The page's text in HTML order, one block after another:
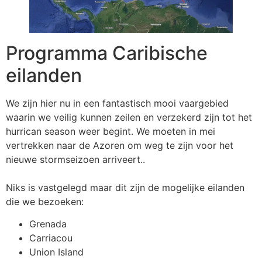
Programma Caribische
eilanden
We zijn hier nu in een fantastisch mooi vaargebied
waarin we veilig kunnen zeilen en verzekerd zijn tot het
hurrican season weer begint. We moeten in mei
vertrekken naar de Azoren om weg te zijn voor het
nieuwe stormseizoen arriveert..
Niks is vastgelegd maar dit zijn de mogelijke eilanden
die we bezoeken:
Grenada
Carriacou
Union Island